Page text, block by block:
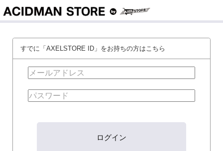
すでに「AXELSTORE ID」をお持ちの方はこちら